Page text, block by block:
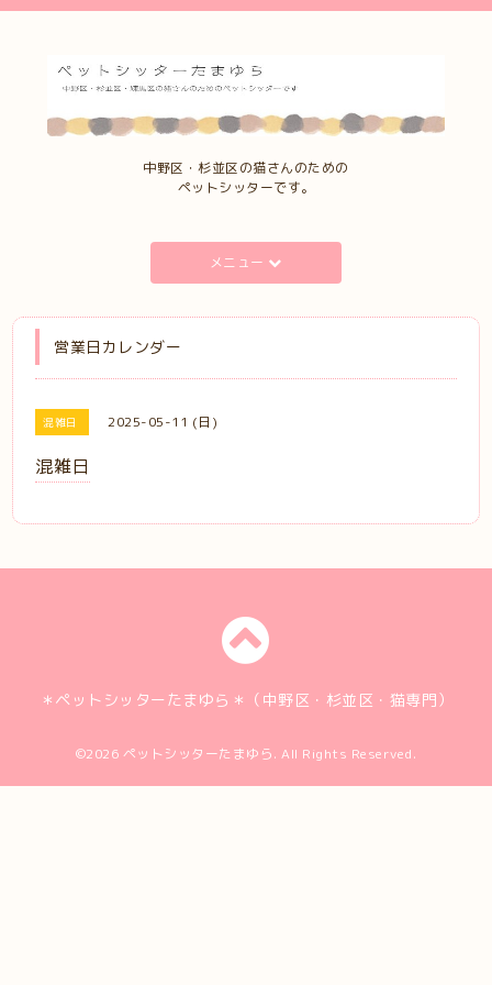
中野区・杉並区の猫さんのための
ペットシッターです。
メニュー
営業日カレンダー
混雑日 2025-05-11 (日)
混雑日
＊ペットシッターたまゆら＊（中野区・杉並区・猫専門）
©2026 ペットシッターたまゆら. All Rights Reserved.